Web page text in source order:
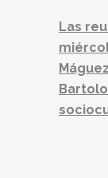
Las